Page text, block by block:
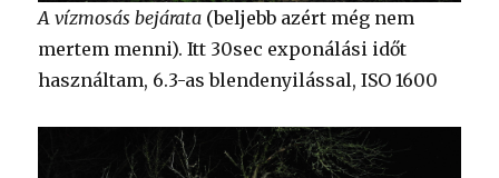
A vízmosás bejárata (beljebb azért még nem
mertem menni). Itt 30sec exponálási időt
használtam, 6.3-as blendenyilással, ISO 1600